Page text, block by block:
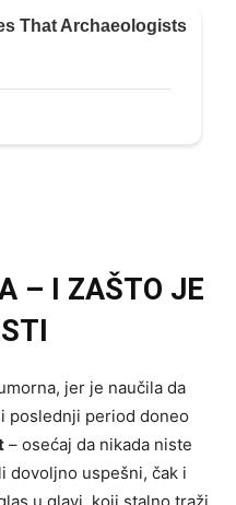
– I ZAŠTO JE
jer je naučila da
poslednji period doneo
– osećaj da nikada niste
dovoljno uspešni, čak i